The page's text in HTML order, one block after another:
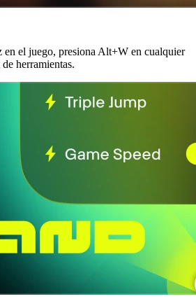
en el juego, presiona Alt+W en cualquier
herramientas.